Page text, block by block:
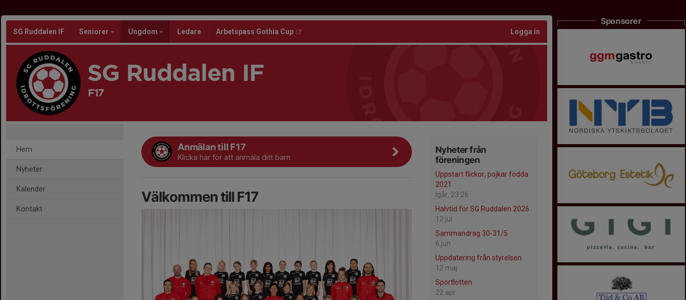
SG Ruddalen IF Seniorer Ungdom Ledare Arbetspass Gothia Cup Logga in
SG Ruddalen IF
F17
Hem
Nyheter
Kalender
Kontakt
Nyheter från
föreningen
Uppstart flickor, pojkar födda
2021
Igår, 23:26
Halvtid för SG Ruddalen 2026
12 jul
Sammandrag 30-31/5
6 jun
Uppdatering från styrelsen
12 maj
Sportlotten
22 apr
Anmälan till F17
Klicka här för att anmäla ditt barn
Välkommen till F17
Sponsorer